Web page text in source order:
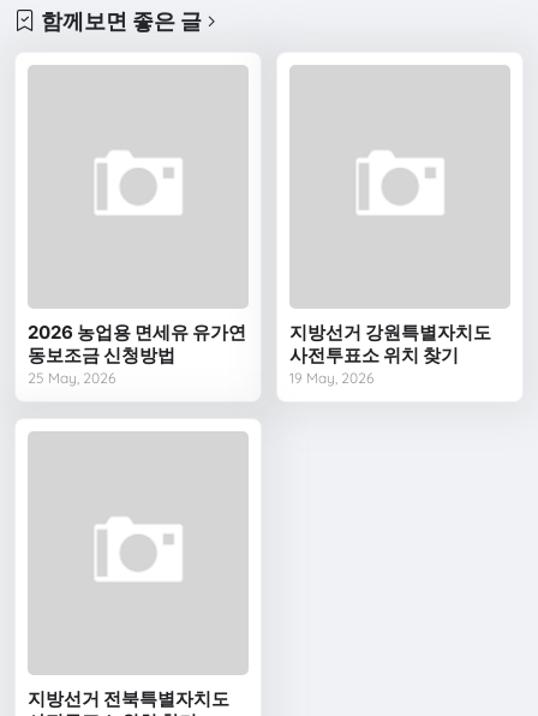
함께보면 좋은 글
2026 농업용 면세유 유가연
동보조금 신청방법
25 May, 2026
지방선거 강원특별자치도
사전투표소 위치 찾기
19 May, 2026
지방선거 전북특별자치도